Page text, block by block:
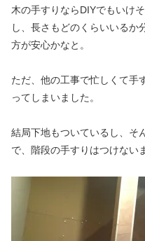
木の手すりならDIYでもいけ
し、長さもどのくらいいるか
方が安心かなと。
ただ、他の工事で忙しくて手
ってしまいました。
結局下地もついているし、そ
で、階段の手すりはつけない